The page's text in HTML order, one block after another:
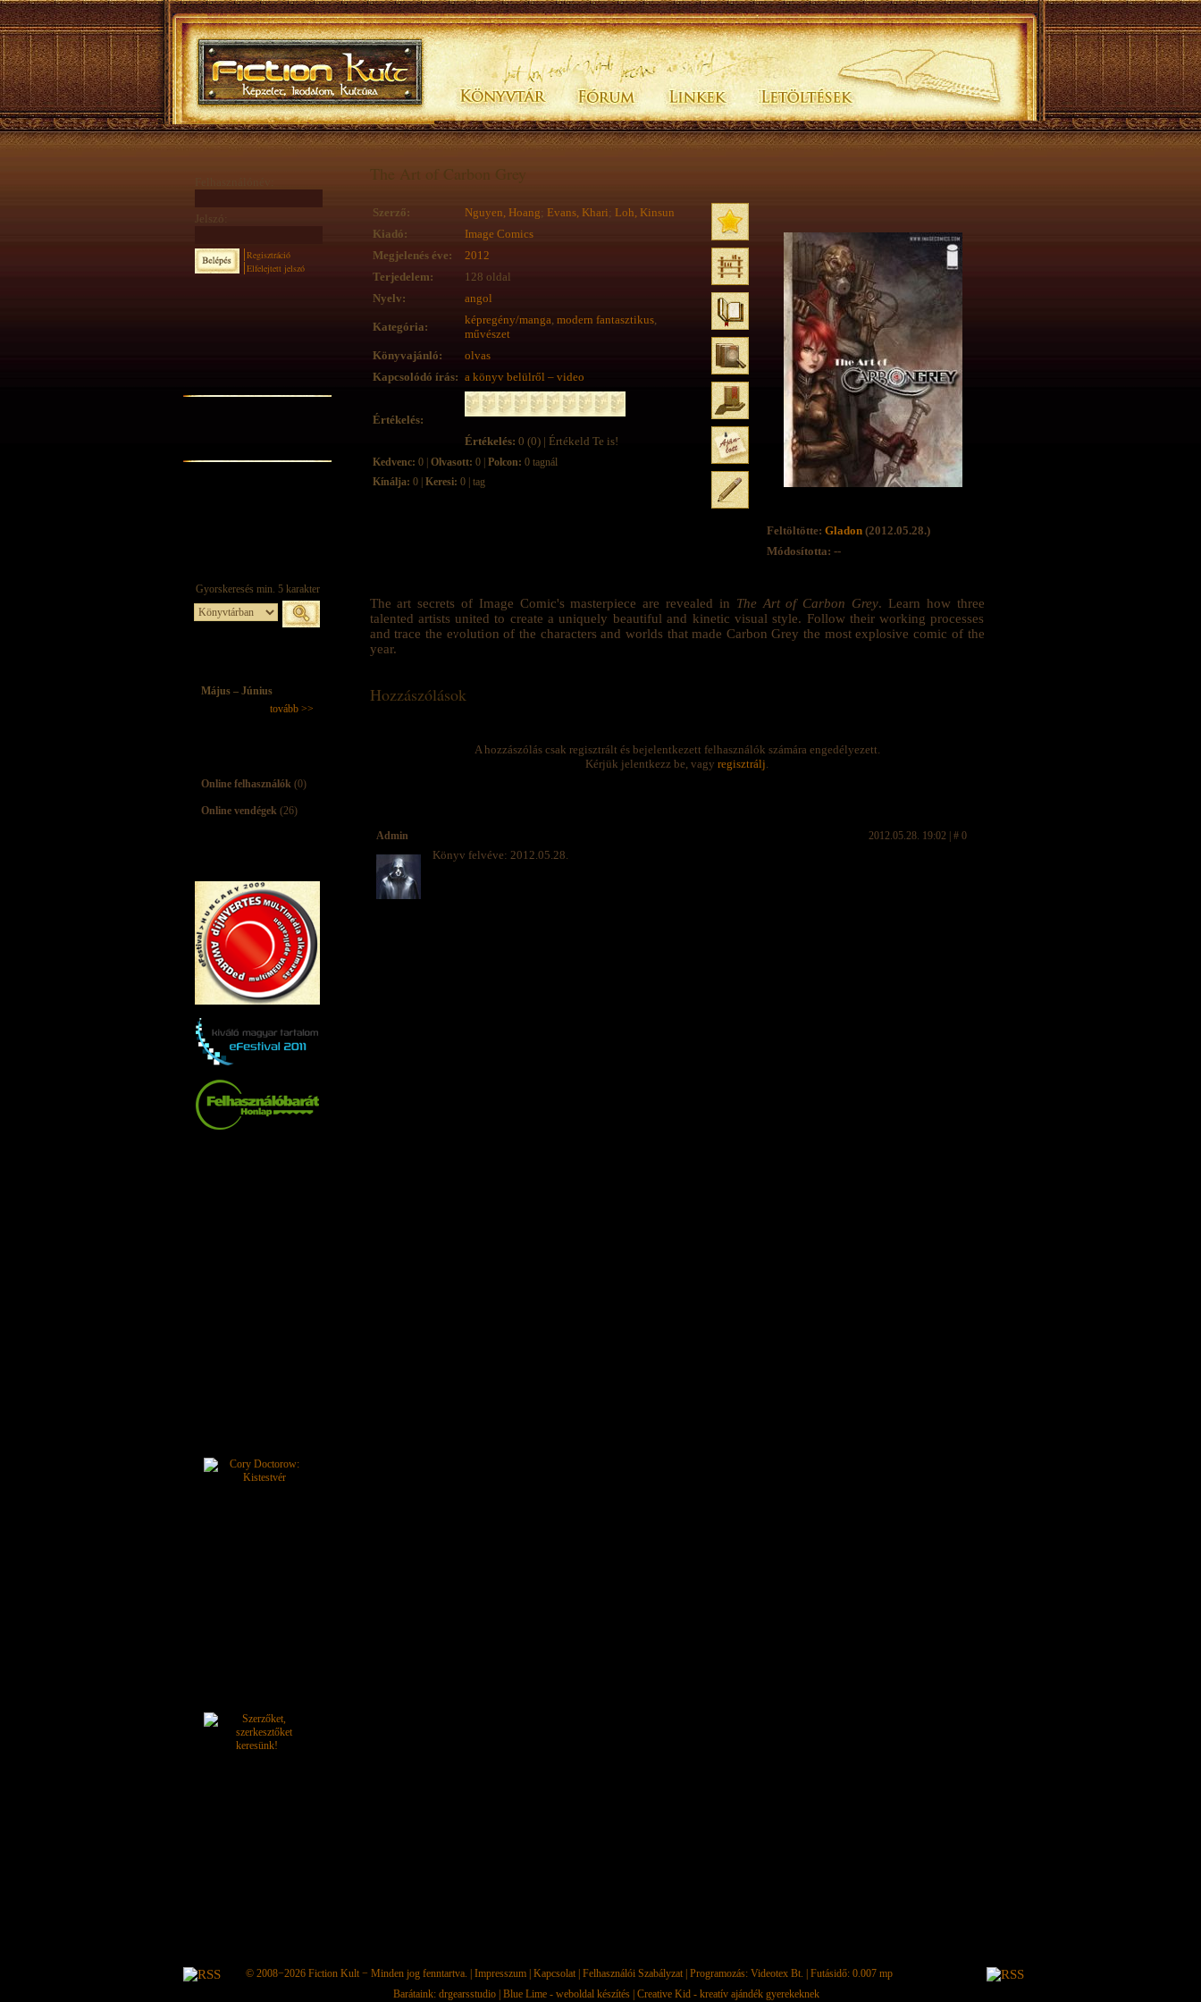
Jelszó:
Regisztráció
Elfelejtett jelszó
Május – Június
tovább >>
Online felhasználók (0)
Online vendégek(26)
The Art of Carbon Grey
Feltöltötte: Gladon(2012.05.28.)
Módosította: --
Szerző: Nguyen, Hoang; Evans, Khari; Loh, Kinsun
Kiadó:
Image Comics
Megjelenés éve:
2012
Terjedelem:
128 oldal
Nyelv:
angol
Kategória:
képregény/manga, modern fantasztikus,
művészet
Könyvajánló:
olvas
Kapcsolódó írás: a könyv belülről – video
Értékelés:
Értékelés: 0 (0) | Értékeld Te is!
Kedvenc: 0 | Olvasott: 0 | Polcon: 0 tagnál
Kínálja: 0 | Keresi: 0 | tag
The art secrets of Image Comic's masterpiece are revealed in The Art of Carbon Grey. Learn how three
talented artists united to create a uniquely beautiful and kinetic visual style. Follow their working processes
and trace the evolution of the characters and worlds that made Carbon Grey the most explosive comic of the
year.
Hozzászólások
A hozzászólás csak regisztrált és bejelentkezett felhasználók számára engedélyezett.
Kérjük jelentkezz be, vagy regisztrálj.
Admin 2012.05.28. 19:02 | # 0
Könyv felvéve: 2012.05.28.
© 2008−2026 Fiction Kult− Minden jog fenntartva. | Impresszum| Kapcsolat| Felhasználói Szabályzat| Programozás: Videotex Bt. | Futásidő: 0.007 mp
Barátaink: drgearsstudio| Blue Lime - weboldal készítés| Creative Kid - kreatív ajándék gyerekeknek